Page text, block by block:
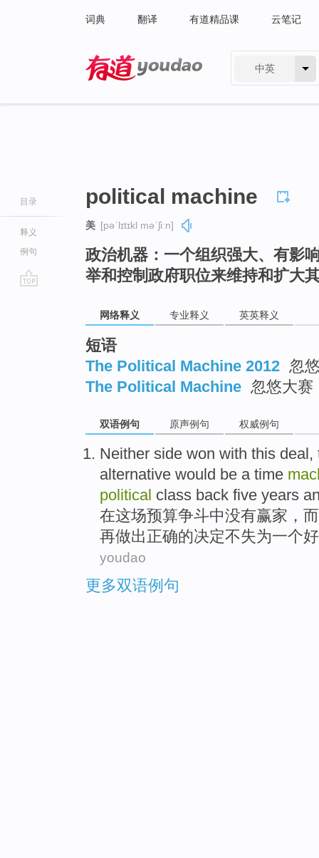
词典 翻译 有道精品课 云笔记
中英
目录
释义
例句
political machine
美 [pəˈlɪtɪkl məˈʃiːn]
政治机器：一个组织强大、有影
举和控制政府职位来维持和扩大
网络释义 专业释义 英英释义
短语
The Political Machine 2012 忽
The Political Machine 忽悠大赛
双语例句 原声例句 权威例句
Neither side won with this deal ,
alternative would be atime
political class back five years
在这场预算争斗中没有赢家 ， 而
再做出正确的决定不失为一个好
youdao
更多双语例句